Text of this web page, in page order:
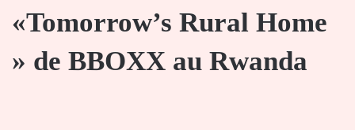
«Tomorrow’s Rural Home
» de BBOXX au Rwanda